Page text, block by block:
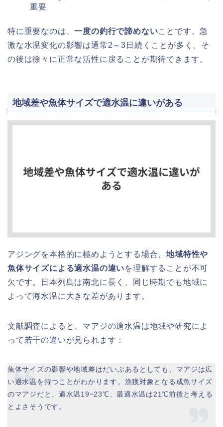
重要
特に重要なのは、一度の釣行で諦めないことです。急
激な水温変化の影響は通常2～3日続くことが多く、そ
の後は徐々に正常な活性に戻ることが期待できます。
地域差や魚体サイズで適水温に違いがある
アジングを本格的に極めようとする場合、地域特性や
魚体サイズによる適水温の違いを理解することが不可
欠です。日本列島は南北に長く、同じ時期でも地域に
よって海水温に大きな差があります。
文献調査によると、マアジの適水温は地域や研究によ
って若干の違いが見られます：
魚体サイズの影響や地域差はだいぶあるとしても、マアジは広
い適水温を持つことがわかります。漁獲対象となる成魚サイズ
のマアジだと、適水温19~23℃、最適水温は21℃前後と考える
とよさそうです。